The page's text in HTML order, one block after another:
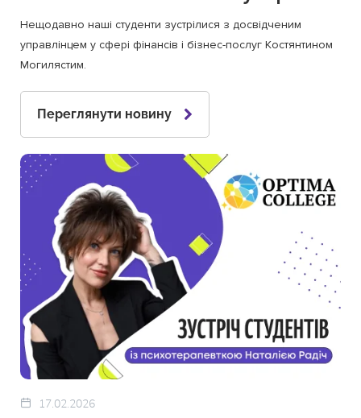
Нещодавно наші студенти зустрілися з досвідченим
управлінцем у сфері фінансів і бізнес-послуг Костянтином
Могилястим.
Переглянути новину
17.02.2026